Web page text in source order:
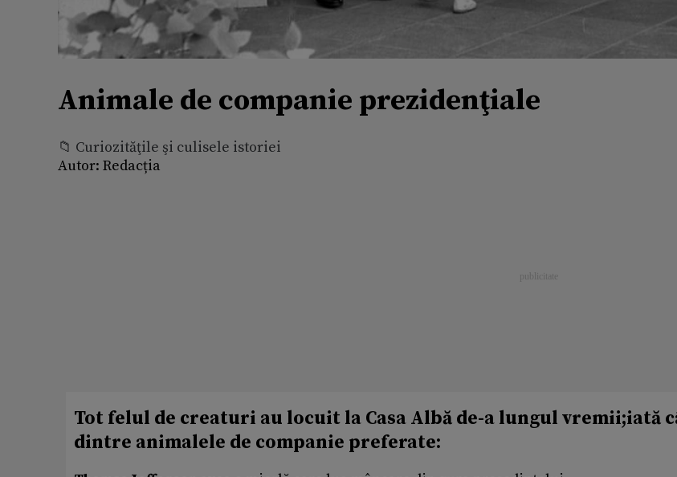
Animale de companie prezidenţiale
📁 Curiozităţile şi culisele istoriei
Autor: Redacția
Tot felul de creaturi au locuit la Casa Albă de-a lungul vremii;iată
dintre animalele de companie preferate: